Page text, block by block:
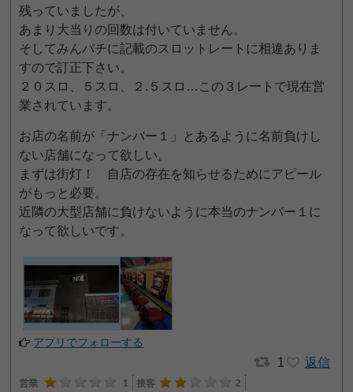
残っていましたが、
あまり大当りの回数は付いていません。
そしてみんパチに記載のスロットレートに相違ありま
すので訂正下さい。
２０スロ、５スロ、２.５スロ…この３レートで現在営
業されています。
お店の名前が「ナンバー１」とあるように名前負けし
ない店舗になって欲しい。
まずは街灯！ 自店の存在を知らせるためにアピール
がもっと必要。
近隣の大型店舗に負けないように本当のナンバー１に
なって欲しいです。
アプリでフォローする
1 返信
営業 1 接客
2